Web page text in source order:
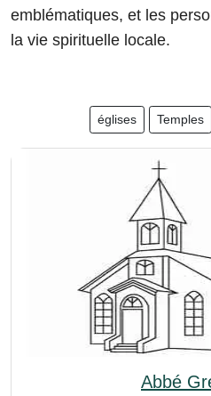
emblématiques, et les
la vie spirituelle locale.
églises Temples
Abbé